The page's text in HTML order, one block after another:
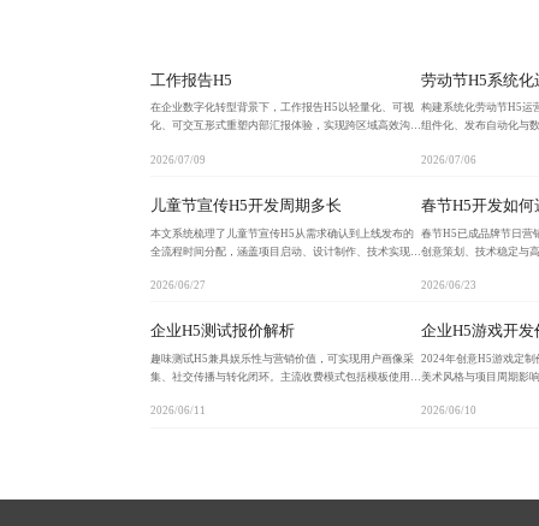
工作报告H5
在企业数字化转型背景下，工作报告H5以轻量化、可视
化、可交互形式重塑内部汇报体验，实现跨区域高效沟通
2026/07/09
劳动节H5系统化
构建系统化劳动节H5运
组件化、发布自动化与
2026/07/06
儿童节宣传H5开发周期多长
本文系统梳理了儿童节宣传H5从需求确认到上线发布的
全流程时间分配，涵盖项目启动、设计制作、技术实现与
压缩至10天内完成。强调尽早启动、规范流程、善
2026/06/27
春节H5开发如何
春节H5已成品牌节日营
创意策划、技术稳定与
四维度科学评估，确保
2026/06/23
企业H5测试报价解析
趣味测试H5兼具娱乐性与营销价值，可实现用户画像采
集、社交传播与转化闭环。主流收费模式包括模板使用、
案，避免低价陷阱与隐藏成本。
2026/06/11
企业H5游戏开发
2024年创意H5游戏定
美术风格与项目周期影
光与用户增长双目标。
2026/06/10